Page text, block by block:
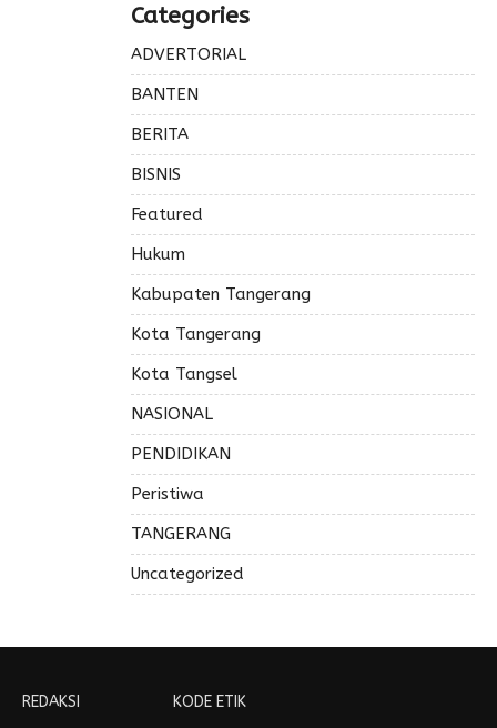
Categories
ADVERTORIAL
BANTEN
BERITA
BISNIS
Featured
Hukum
Kabupaten Tangerang
Kota Tangerang
Kota Tangsel
NASIONAL
PENDIDIKAN
Peristiwa
TANGERANG
Uncategorized
REDAKSI
KODE ETIK